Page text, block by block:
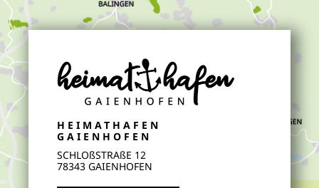
HEIMATHAFEN
GAIENHOFEN
SCHLOßSTRAßE 12
78343 GAIENHOFEN